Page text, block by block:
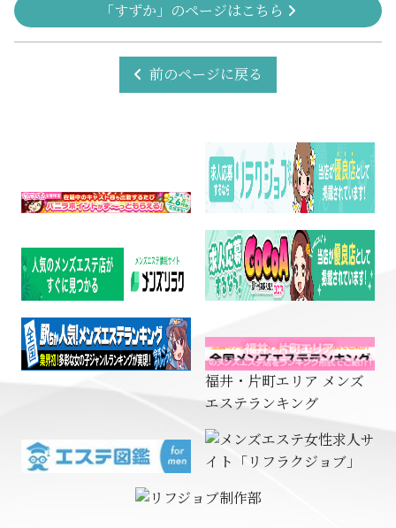
「すずか」のページはこちら
前のページに戻る
福井・片町エリア メンズ
エステランキング